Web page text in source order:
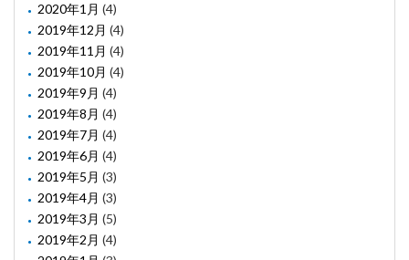
2020年1月 (4)
2019年12月 (4)
2019年11月 (4)
2019年10月 (4)
2019年9月 (4)
2019年8月 (4)
2019年7月 (4)
2019年6月 (4)
2019年5月 (3)
2019年4月 (3)
2019年3月 (5)
2019年2月 (4)